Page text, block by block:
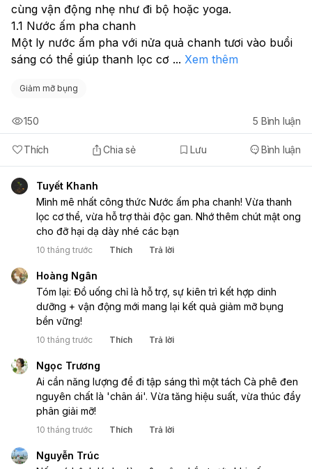
cùng vận động nhẹ như đi bộ hoặc yoga.
1.1 Nước ấm pha chanh
Một ly nước ấm pha với nửa quả chanh tươi vào buổi
sáng có thể giúp thanh lọc cơ ... Xem thêm
Giảm mỡ bụng
Thích Chia sẻ Lưu Bình luận
150 5 Bình luận
Tuyết Khanh
Mình mê nhất công thức Nước ấm pha chanh! Vừa thanh
lọc cơ thể, vừa hỗ trợ thải độc gan. Nhớ thêm chút mật ong
cho đỡ hại dạ dày nhé các bạn
10 tháng trước Thích Trả lời
Hoàng Ngân
Tóm lại: Đồ uống chỉ là hỗ trợ, sự kiên trì kết hợp dinh
dưỡng + vận động mới mang lại kết quả giảm mỡ bụng
bền vững!
10 tháng trước Thích Trả lời
Ngọc Trương
Ai cần năng lượng để đi tập sáng thì một tách Cà phê đen
nguyên chất là 'chân ái'. Vừa tăng hiệu suất, vừa thúc đẩy
phân giải mỡ!
10 tháng trước Thích Trả lời
Nguyễn Trúc